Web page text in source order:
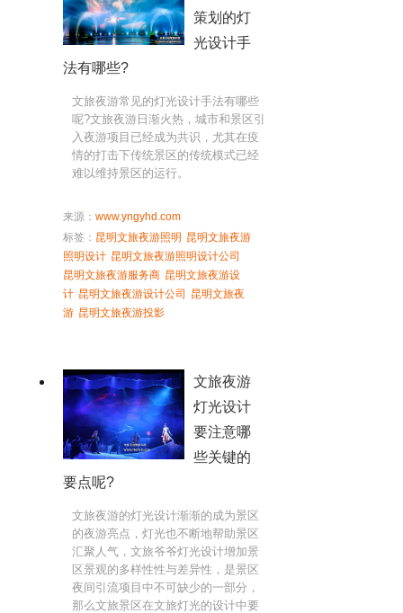
策划的灯
光设计手
法有哪些?
文旅夜游常见的灯光设计手法有哪些
呢?文旅夜游日渐火热，城市和景区引
入夜游项目已经成为共识，尤其在疫
情的打击下传统景区的传统模式已经
难以维持景区的运行。
来源： www.yngyhd.com
标签： 昆明文旅夜游照明 昆明文旅夜游
照明设计 昆明文旅夜游照明设计公司
昆明文旅夜游服务商 昆明文旅夜游设
计 昆明文旅夜游设计公司 昆明文旅夜
游 昆明文旅夜游投影
文旅夜游
灯光设计
要注意哪
些关键的
要点呢?
文旅夜游的灯光设计渐渐的成为景区
的夜游亮点，灯光也不断地帮助景区
汇聚人气，文旅爷爷灯光设计增加景
区景观的多样性性与差异性，是景区
夜间引流项目中不可缺少的一部分，
那么文旅景区在文旅灯光的设计中要